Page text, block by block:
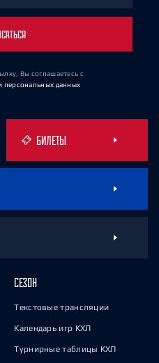
Вы соглашаетесь с
персональных данных
БИЛЕТЫ
СЕЗОН
Текстовые трансляции
Календарь игр КХЛ
Турнирные таблицы КХЛ